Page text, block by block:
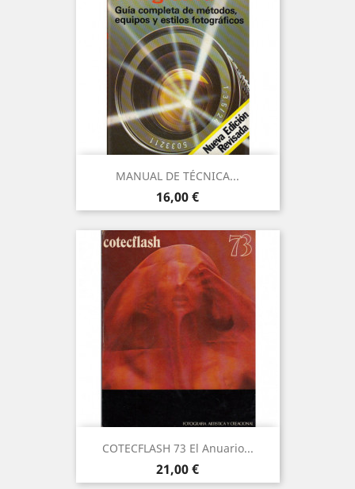
MANUAL DE TÉCNICA...
Precio
16,00 €
COTECFLASH 73 El Anuario...
Precio
21,00 €